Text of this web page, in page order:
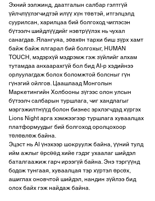
Эхний ээлжинд, даатгалын салбар гэлтгүй
үйлчлүүлэгчидтэй илүү хүн төвтэй, итгэлцэлд
суурилсан, харилцаа бий болгоход чиглэсэн
бүтээлч шийдлүүдийг нэвтрүүлэх нь чухал
санагдав. Ялангуяа, зөвхөн тархи биш зүрх хамт
байж байж ялгарал бий болгохыг, HUMAN
TOUCH, мэдэрхүй мэдрэмж гэж зүйлийг алхам
тутамдаа анхаарахгүй бол бид AI-р хэдийнээ
орлуулагдаж болох боломжтой болсныг гүн
гүнзгий ойлгов. Цаашлаад Монголын
Маркетингийн Холбооны зүгээс олон улсын
бүтээлч салбарын туршлага, чиг хандлагыг
мэргэжилтнүүд болон бизнес эрхлэгчдэд хүргэх
Lions Night арга хэмжээгээр туршлага хуваалцах
платформуудыг бий болгоход оролцохоор
төлөвлөж байна.
Эцэст нь AI үнэхээр шокруулж байна, үүний тулд
ийм ажлыг өрсөөд хийе гэдэг ухаалаг шийдэл
баталгаажиж гарч ирээгүй байна. Энэ тэргүүнд
бодож тунгаая, хуваалцая тэр хүртэл өрсөх,
ашиглах оновчтой шийдэл, нандин зүйлээ бид
олох байх гэж найдаж байна.